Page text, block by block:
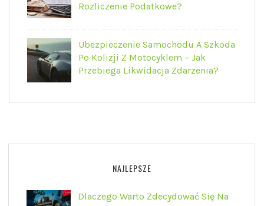
Rozliczenie Podatkowe?
Ubezpieczenie Samochodu A Szkoda
Po Kolizji Z Motocyklem – Jak
Przebiega Likwidacja Zdarzenia?
NAJLEPSZE
Dlaczego Warto Zdecydować Się Na